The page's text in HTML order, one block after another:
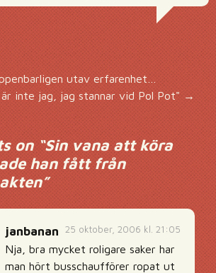
utav erfarenhet…
är inte jag, jag stannar vid Pol Pot"→
on “Sin vana att köra
han fått från
”
25 oktober, 2006 kl. 21:05
janbanan
Nja, bra mycket roligare saker har
man hört busschaufförer ropat ut